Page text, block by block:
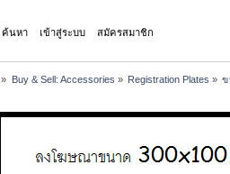
ค้นหา เข้าสู่ระบบ สมัครสมาชิก
» Buy & Sell: Accessories » Registration Plates » ข